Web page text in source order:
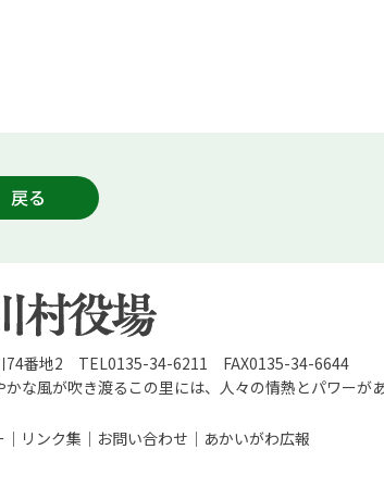
戻る
74番地2 TEL0135-34-6211 FAX0135-34-6644
な風が吹き渡るこの里には、人々の情熱とパワーがあ
リンク集 お問い合わせ あかいがわ広報